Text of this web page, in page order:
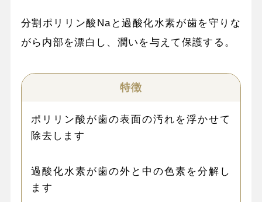
分割ポリリン酸Naと過酸化水素が歯を守りな
がら内部を漂白し、潤いを与えて保護する。
特徴
ポリリン酸が歯の表面の汚れを浮かせて
除去します
過酸化水素が歯の外と中の色素を分解し
ます